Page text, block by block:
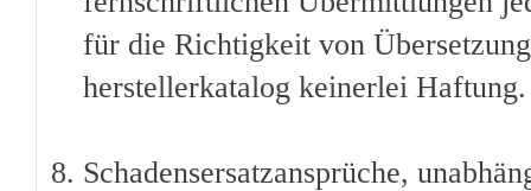
für die Richtigkeit von
herstellerkatalog keinerlei Haftung.
Schadensersatzansprüche,